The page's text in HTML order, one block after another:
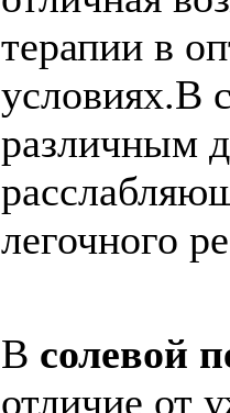
терапии в
условиях.В
различным
легочного
В солевой
отличие от